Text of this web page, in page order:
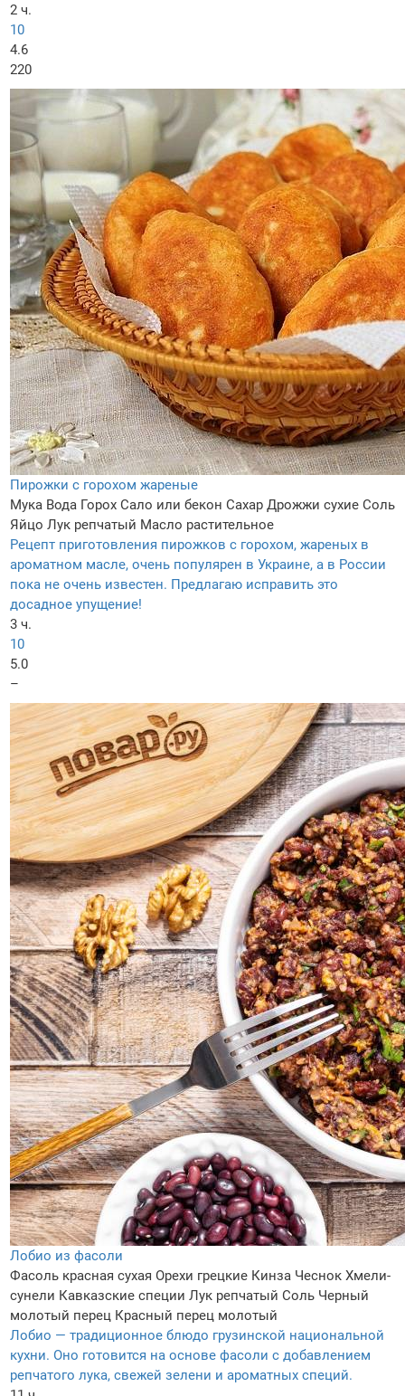
2 ч.
10
4.6
220
Пирожки с горохом жареные
Мука Вода Горох Сало или бекон Сахар Дрожжи сухие Соль
Яйцо Лук репчатый Масло растительное
Рецепт приготовления пирожков с горохом, жареных в
ароматном масле, очень популярен в Украине, а в России
пока не очень известен. Предлагаю исправить это
досадное упущение!
3 ч.
10
5.0
–
Лобио из фасоли
Фасоль красная сухая Орехи грецкие Кинза Чеснок Хмели-
сунели Кавказские специи Лук репчатый Соль Черный
молотый перец Красный перец молотый
Лобио — традиционное блюдо грузинской национальной
кухни. Оно готовится на основе фасоли с добавлением
репчатого лука, свежей зелени и ароматных специй.